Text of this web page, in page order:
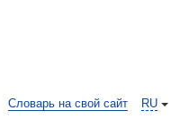
RU
Словарь на свой сайт